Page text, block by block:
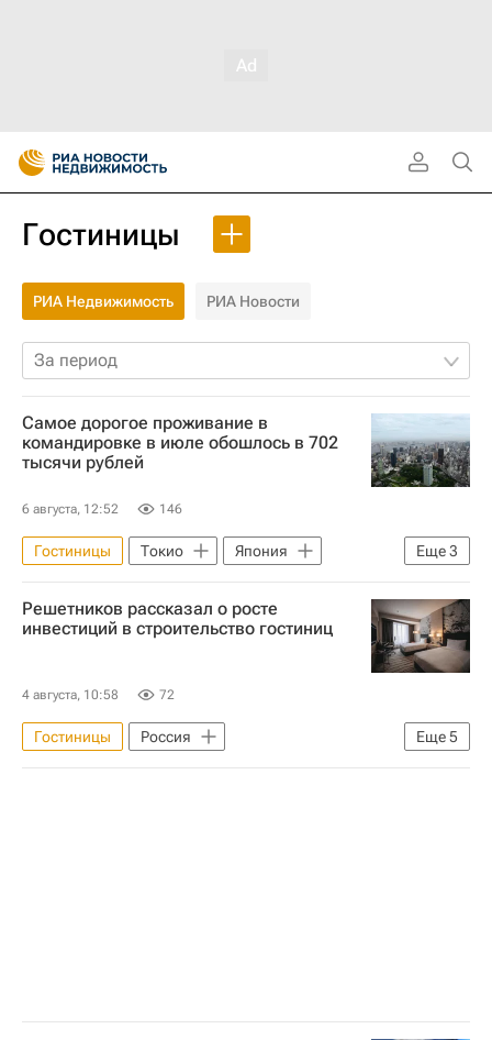
Гостиницы
РИА Недвижимость РИА Новости
За период
Самое дорогое проживание в
командировке в июле обошлось в 702
тысячи рублей
6 августа, 12:52 146
Еще3
Гостиницы Токио
Япония
Лондон
Отели
Коммерческая недвижимость
Решетников рассказал о росте
инвестиций в строительство гостиниц
4 августа, 10:58 72
Еще5
Гостиницы
Россия
Максим Решетников
Отели